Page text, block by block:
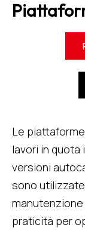
Le
lavori in quota
versioni
sono
praticità per